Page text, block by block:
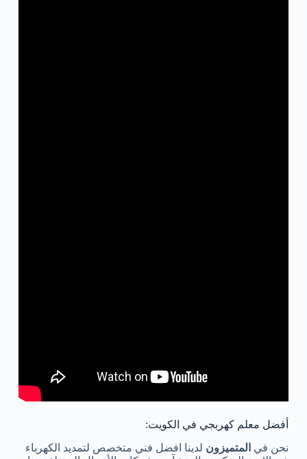
أفضل معلم كهربجي في الكويت:
نحن في المتميزون لدينا افضل فني متخصص لتمديد الكهرباء